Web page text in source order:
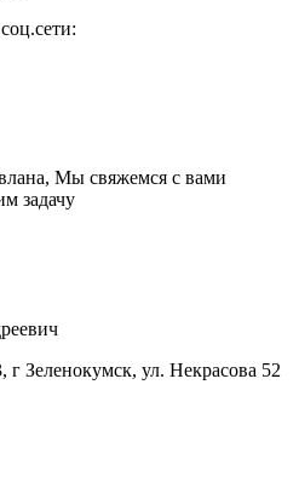
Мы свяжемся с вами
задачу
Зеленокумск, ул. Некрасова 52